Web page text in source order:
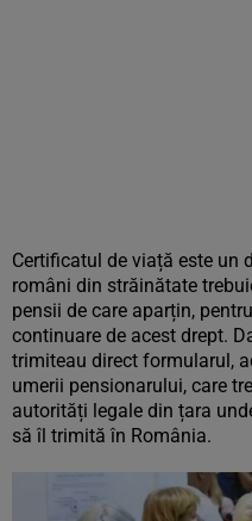
Certificatul de viață este un
români din străinătate
pensii de care aparțin,
continuare de acest drept.
trimiteau direct formularul,
umerii pensionarului, care
autorități legale din țara
să îl trimită în România.